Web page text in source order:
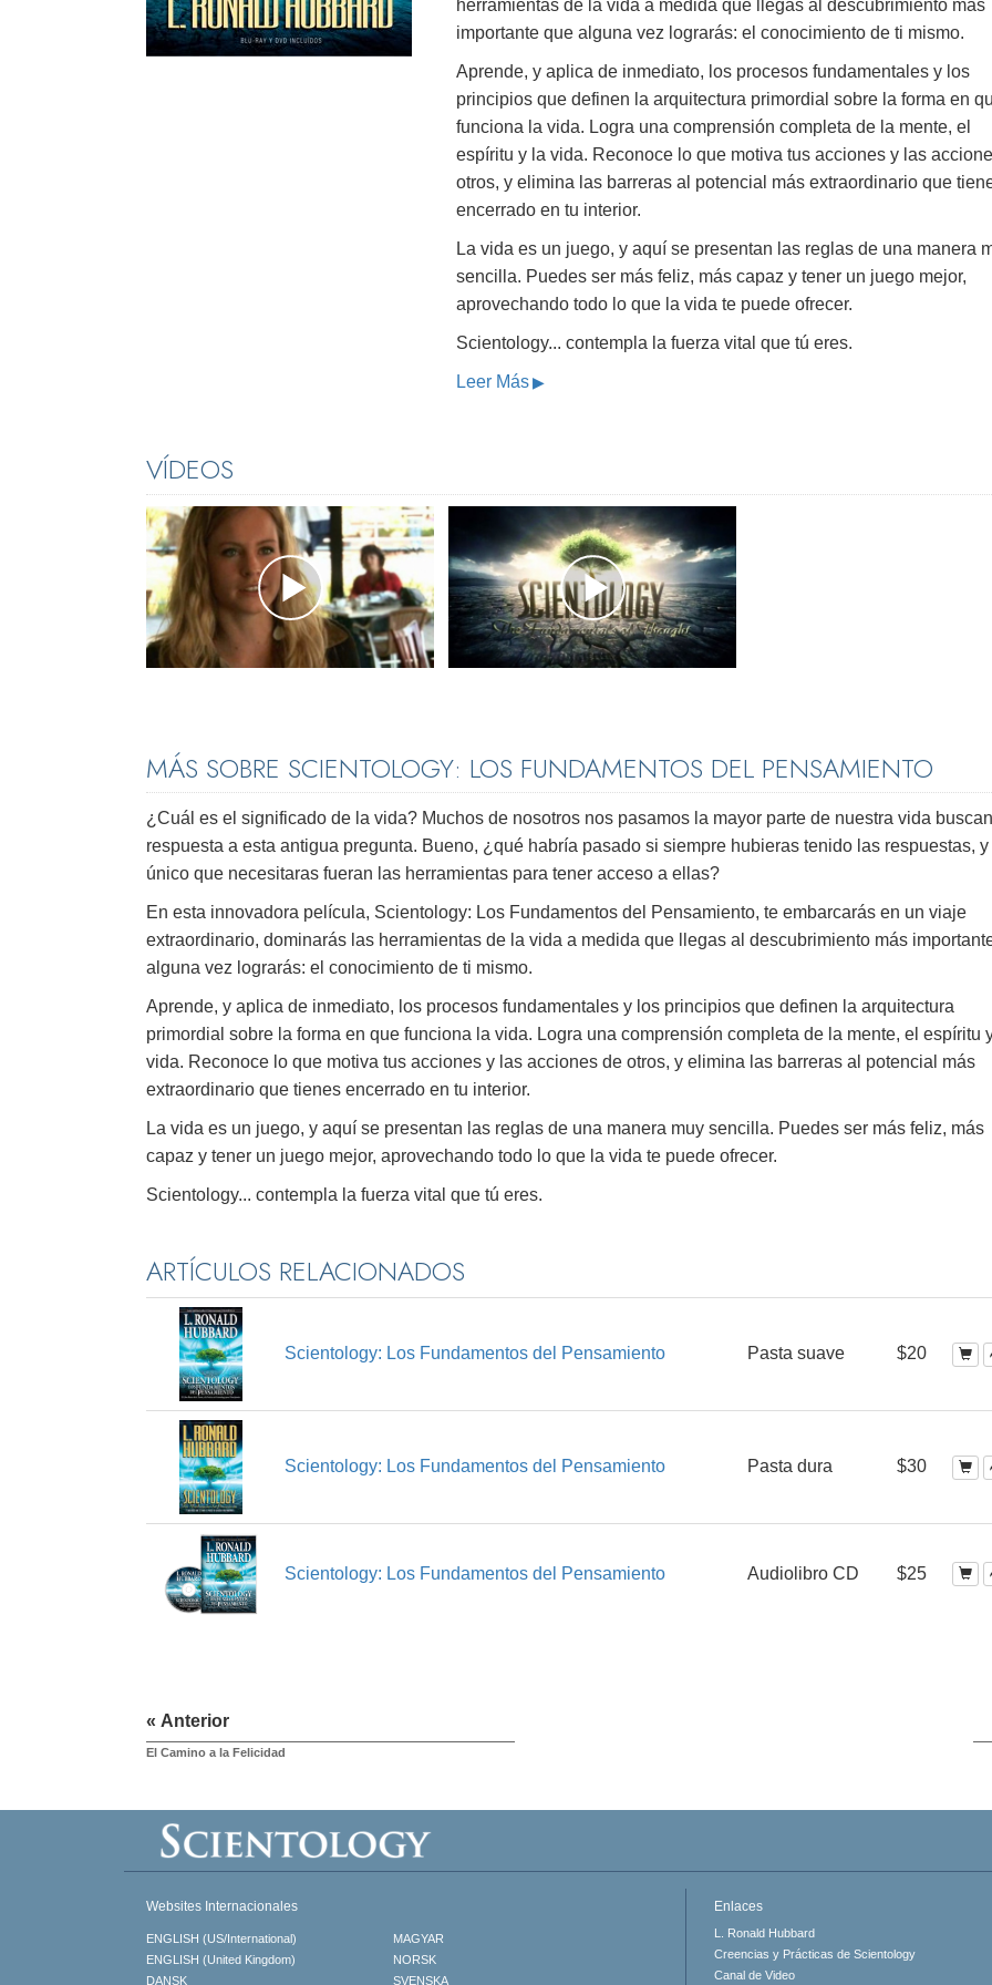
herramientas de la vida a medida que llegas al descubrimiento más
importante que alguna vez lograrás: el conocimiento de ti mismo.
Aprende, y aplica de inmediato, los procesos fundamentales y los
principios que definen la arquitectura primordial sobre la forma en
funciona la vida. Logra una comprensión completa de la mente, el
espíritu y la vida. Reconoce lo que motiva tus acciones y las
otros, y elimina las barreras al potencial más extraordinario que
encerrado en tu interior.
La vida es un juego, y aquí se presentan las reglas de una manera
sencilla. Puedes ser más feliz, más capaz y tener un juego mejor,
aprovechando todo lo que la vida te puede ofrecer.
Scientology... contempla la fuerza vital que tú eres.
Leer Más
VÍDEOS
MÁS SOBRE SCIENTOLOGY: LOS FUNDAMENTOS DEL PENSAMIENTO
¿Cuál es el significado de la vida? Muchos de nosotros nos pasamos la mayor parte de nuestra vida
respuesta a esta antigua pregunta. Bueno, ¿qué habría pasado si siempre hubieras tenido las respuestas,
único que necesitaras fueran las herramientas para tener acceso a ellas?
En esta innovadora película, Scientology: Los Fundamentos del Pensamiento, te embarcarás en un viaje
extraordinario, dominarás las herramientas de la vida a medida que llegas al descubrimiento más
alguna vez lograrás: el conocimiento de ti mismo.
Aprende, y aplica de inmediato, los procesos fundamentales y los principios que definen la arquitectura
primordial sobre la forma en que funciona la vida. Logra una comprensión completa de la mente, el espíritu
vida. Reconoce lo que motiva tus acciones y las acciones de otros, y elimina las barreras al potencial más
extraordinario que tienes encerrado en tu interior.
La vida es un juego, y aquí se presentan las reglas de una manera muy sencilla. Puedes ser más feliz, más
capaz y tener un juego mejor, aprovechando todo lo que la vida te puede ofrecer.
Scientology... contempla la fuerza vital que tú eres.
ARTÍCULOS RELACIONADOS
Scientology: Los Fundamentos del Pensamiento Pasta suave $20
Scientology: Los Fundamentos del Pensamiento Pasta dura $30
Scientology: Los Fundamentos del Pensamiento Audiolibro CD $25
« Anterior
El Camino a la Felicidad
Websites Internacionales
ENGLISH (US/International)
ENGLISH (United Kingdom)
DANSK
MAGYAR
NORSK
SVENSKA
Enlaces
L. Ronald Hubbard
Creencias y Prácticas de Scientology
Canal de Video